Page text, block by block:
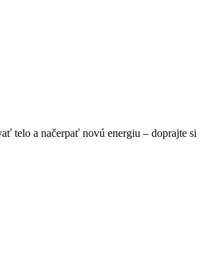
telo a načerpať novú energiu – doprajte si